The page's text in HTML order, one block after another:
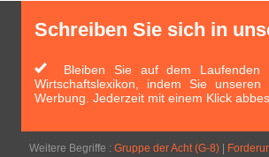
Schreiben Sie sich in
Bleiben Sie auf dem Laufenden
Wirtschaftslexikon, indem Sie
Werbung. Jederzeit mit einem Klick
Weitere Begriffe : Gruppe der Acht (G-8)